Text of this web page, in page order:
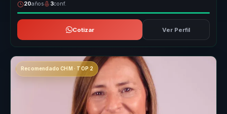
20años 3conf.
Cotizar Ver Perfil
Recomendado CHM · TOP 2